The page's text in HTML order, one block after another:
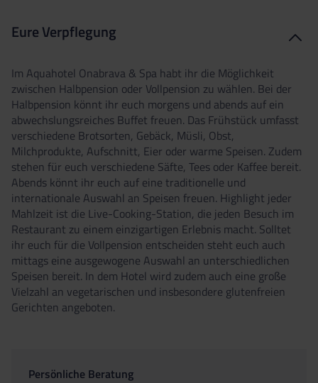
Eure Verpflegung
Im Aquahotel Onabrava & Spa habt ihr die Möglichkeit
zwischen Halbpension oder Vollpension zu wählen. Bei der
Halbpension könnt ihr euch morgens und abends auf ein
abwechslungsreiches Buffet freuen. Das Frühstück umfasst
verschiedene Brotsorten, Gebäck, Müsli, Obst,
Milchprodukte, Aufschnitt, Eier oder warme Speisen. Zudem
stehen für euch verschiedene Säfte, Tees oder Kaffee bereit.
Abends könnt ihr euch auf eine traditionelle und
internationale Auswahl an Speisen freuen. Highlight jeder
Mahlzeit ist die Live-Cooking-Station, die jeden Besuch im
Restaurant zu einem einzigartigen Erlebnis macht. Solltet
ihr euch für die Vollpension entscheiden steht euch auch
mittags eine ausgewogene Auswahl an unterschiedlichen
Speisen bereit. In dem Hotel wird zudem auch eine große
Vielzahl an vegetarischen und insbesondere glutenfreien
Gerichten angeboten.
Persönliche Beratung